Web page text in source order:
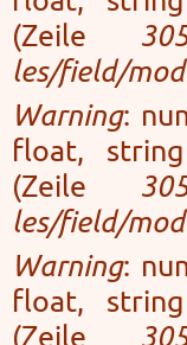
(Zeile
les/field/
Warning:
float,
(Zeile
les/field/
Warning:
float,
(Zeile